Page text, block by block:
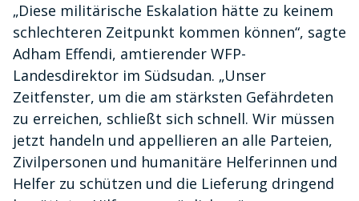
„Diese militärische Eskalation hätte zu keinem
schlechteren Zeitpunkt kommen können“, sagte
Adham Effendi, amtierender WFP-
Landesdirektor im Südsudan. „Unser
Zeitfenster, um die am stärksten Gefährdeten
zu erreichen, schließt sich schnell. Wir müssen
jetzt handeln und appellieren an alle Parteien,
Zivilpersonen und humanitäre Helferinnen und
Helfer zu schützen und die Lieferung dringend